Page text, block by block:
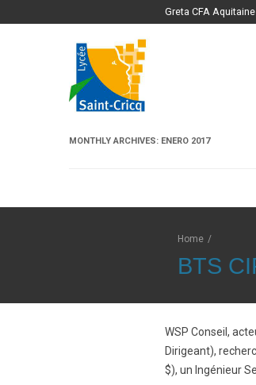
Greta CFA Aquitaine
MONTHLY ARCHIVES: ENERO 2017
Home /
BTS
WSP Conseil,
Dirigeant),
$), un Ingénieur